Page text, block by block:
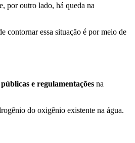
por outro lado, há queda na
contornar essa situação é por meio de
e regulamentações na
do oxigênio existente na água.